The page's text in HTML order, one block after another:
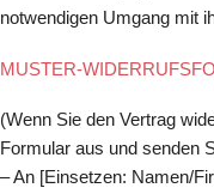
notwendigen Umgang mit
MUSTER-
(Wenn Sie den Vertrag
Formular aus und senden
– An [Einsetzen: Namen/